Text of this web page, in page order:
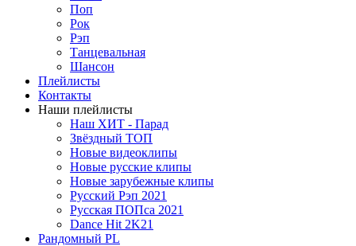
Поп
Рок
Рэп
Танцевальная
Шансон
Плейлисты
Контакты
Наши плейлисты
Наш ХИТ - Парад
Звёздный ТОП
Новые видеоклипы
Новые русские клипы
Новые зарубежные клипы
Русский Рэп 2021
Русская ПОПса 2021
Dance Hit 2K21
Рандомный PL